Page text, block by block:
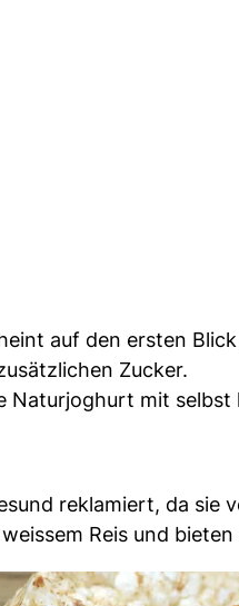
auf den ersten
Zucker.
Naturjoghurt mit
reklamiert, da sie
Reis und